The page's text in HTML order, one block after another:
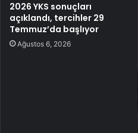
2026 YKS sonuçları
açıklandı, tercihler 29
Temmuz’da başlıyor
Ağustos 6, 2026